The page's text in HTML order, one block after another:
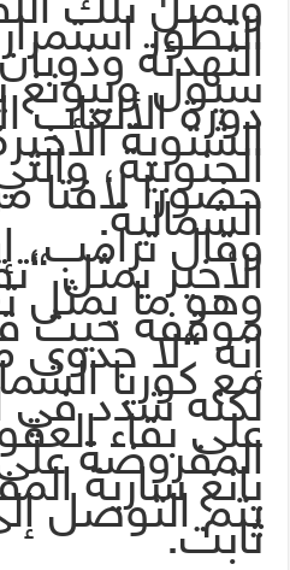
التطور
التهدئة
سيول وبيونغ
دورة الألعاب
الشتوية
الجنوبية،
حضورا لافتا
الشمالية.
وقال ترامب،
الأخير يمثل
وهو ما يمثل
موقفه حيث
إنه “لا
مع كوريا
لكنه شدد في
على بقاء
المفروضة
يانغ سارية
يتم التوصل
ثابت.